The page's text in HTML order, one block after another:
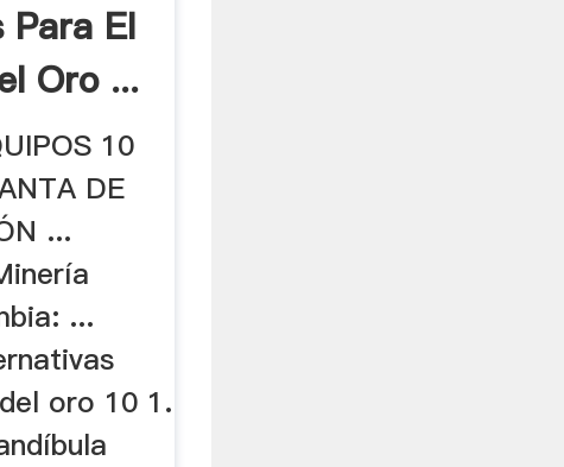
El
Oro ...
10
DE
...
...
oro 10 1.